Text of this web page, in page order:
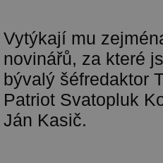
Vytýkají mu
novinářů, za které
bývalý šéfredaktor
Patriot Svatopluk
Ján Kasič.